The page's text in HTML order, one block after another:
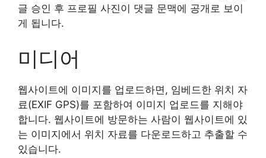
글 승인 후 프로필 사진이 댓글 문맥에 공개로 보이
게 됩니다.
미디어
웹사이트에 이미지를 업로드하면, 임베드한 위치 자
료(EXIF GPS)를 포함하여 이미지 업로드를 지해야
합니다. 웹사이트에 방문하는 사람이 웹사이트에 있
는 이미지에서 위치 자료를 다운로드하고 추출할 수
있습니다.